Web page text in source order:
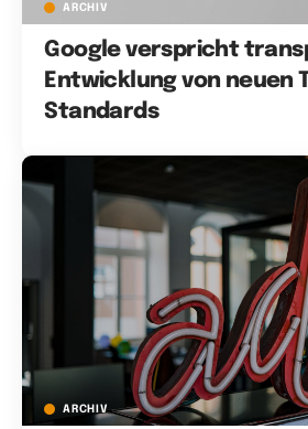
ARCHIV
Google verspricht
Entwicklung von neuen
Standards
ARCHIV